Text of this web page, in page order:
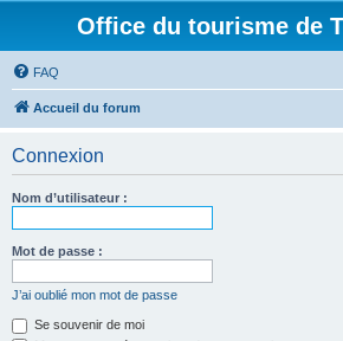
Office du tourisme de
FAQ
Accueil du forum
Connexion
Nom d’utilisateur :
Mot de passe :
J’ai oublié mon mot de passe
Se souvenir de moi